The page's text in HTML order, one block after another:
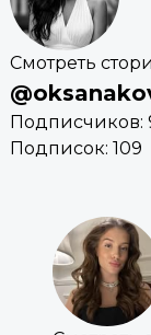
Смотреть
Подписчиков:
Подписок: 109